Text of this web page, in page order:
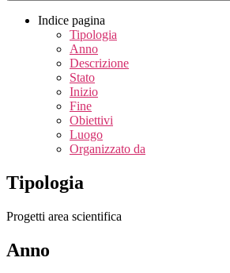
Indice pagina
Tipologia
Anno
Descrizione
Stato
Inizio
Fine
Obiettivi
Luogo
Organizzato da
Tipologia
Progetti area scientifica
Anno